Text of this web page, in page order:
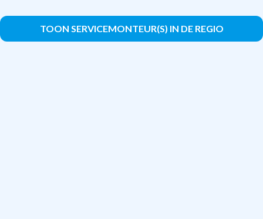
TOON SERVICEMONTEUR(S) IN DE REGIO